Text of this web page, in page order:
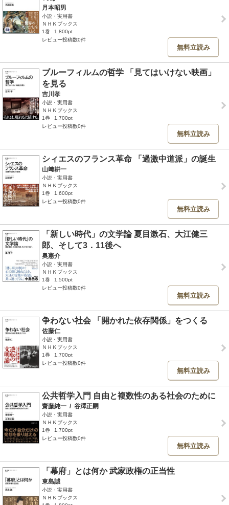
月本昭男
小説・実用書
ＮＨＫブックス
1巻
1,800pt
レビュー投稿数0件
無料立読み
ブルーフィルムの哲学 「見てはいけない映画」
を見る
吉川孝
小説・実用書
ＮＨＫブックス
1巻
1,700pt
レビュー投稿数0件
無料立読み
シィエスのフランス革命 「過激中道派」の誕生
山﨑耕一
小説・実用書
ＮＨＫブックス
1巻
1,600pt
レビュー投稿数0件
無料立読み
「新しい時代」の文学論 夏目漱石、大江健三
郎、そして3．11後へ
奥憲介
小説・実用書
ＮＨＫブックス
1巻
1,500pt
レビュー投稿数0件
無料立読み
争わない社会 「開かれた依存関係」をつくる
佐藤仁
小説・実用書
ＮＨＫブックス
1巻
1,700pt
レビュー投稿数0件
無料立読み
公共哲学入門 自由と複数性のある社会のために
齋藤純一 / 谷澤正嗣
小説・実用書
ＮＨＫブックス
1巻
1,700pt
レビュー投稿数0件
無料立読み
「幕府」とは何か 武家政権の正当性
東島誠
小説・実用書
ＮＨＫブックス